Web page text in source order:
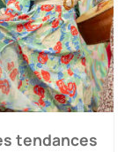
tendances